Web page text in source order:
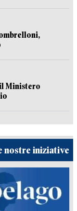
Ministero
nostre iniziative